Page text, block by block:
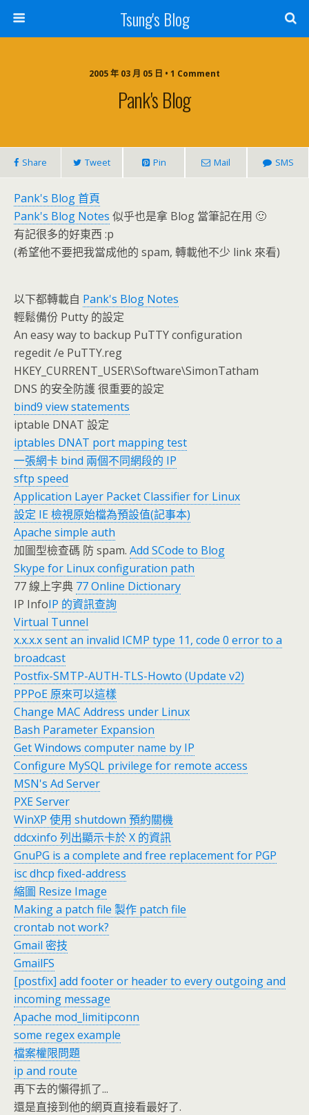
Tsung's Blog
2005 年 03 月 05 日 • 1 Comment
Pank's Blog
Share Tweet Pin Mail SMS
Pank's Blog 首頁
Pank's Blog Notes 似乎也是拿 Blog 當筆記在用 🙂
有記很多的好東西 :p
(希望他不要把我當成他的 spam, 轉載他不少 link 來看)
以下都轉載自 Pank's Blog Notes
輕鬆備份 Putty 的設定
An easy way to backup PuTTY configuration
regedit /e PuTTY.reg
HKEY_CURRENT_USER\Software\SimonTatham
DNS 的安全防護 很重要的設定
bind9 view statements
iptable DNAT 設定
iptables DNAT port mapping test
一張網卡 bind 兩個不同網段的 IP
sftp speed
Application Layer Packet Classifier for Linux
設定 IE 檢視原始檔為預設值(記事本)
Apache simple auth
加圖型檢查碼 防 spam. Add SCode to Blog
Skype for Linux configuration path
77 線上字典 77 Online Dictionary
IP InfoIP 的資訊查詢
Virtual Tunnel
x.x.x.x sent an invalid ICMP type 11, code 0 error to a
broadcast
Postfix-SMTP-AUTH-TLS-Howto (Update v2)
PPPoE 原來可以這樣
Change MAC Address under Linux
Bash Parameter Expansion
Get Windows computer name by IP
Configure MySQL privilege for remote access
MSN's Ad Server
PXE Server
WinXP 使用 shutdown 預約關機
ddcxinfo 列出顯示卡於 X 的資訊
GnuPG is a complete and free replacement for PGP
isc dhcp fixed-address
縮圖 Resize Image
Making a patch file 製作 patch file
crontab not work?
Gmail 密技
GmailFS
[postfix] add footer or header to every outgoing and
incoming message
Apache mod_limitipconn
some regex example
檔案權限問題
ip and route
再下去的懶得抓了...
還是直接到他的網頁直接看最好了.